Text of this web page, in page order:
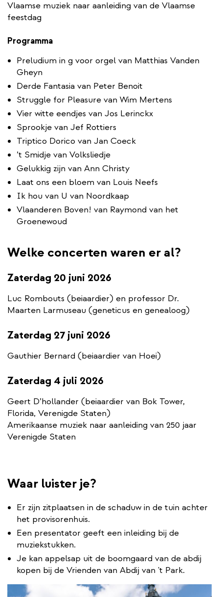
Vlaamse muziek naar aanleiding van de Vlaamse
feestdag
Programma
Preludium in g voor orgel van Matthias Vanden
Gheyn
Derde Fantasia van Peter Benoit
Struggle for Pleasure van Wim Mertens
Vier witte eendjes van Jos Lerinckx
Sprookje van Jef Rottiers
Triptico Dorico van Jan Coeck
’t Smidje van Volksliedje
Gelukkig zijn van Ann Christy
Laat ons een bloem van Louis Neefs
Ik hou van U van Noordkaap
Vlaanderen Boven! van Raymond van het
Groenewoud
Welke concerten waren er al?
Zaterdag 20 juni 2026
Luc Rombouts (beiaardier) en professor Dr.
Maarten Larmuseau (geneticus en genealoog)
Zaterdag 27 juni 2026
Gauthier Bernard (beiaardier van Hoei)
Zaterdag 4 juli 2026
Geert D’hollander (beiaardier van Bok Tower,
Florida, Verenigde Staten)
Amerikaanse muziek naar aanleiding van 250 jaar
Verenigde Staten
Waar luister je?
Er zijn zitplaatsen in de schaduw in de tuin achter
het provisorenhuis.
Een presentator geeft een inleiding bij de
muziekstukken.
Je kan appelsap uit de boomgaard van de abdij
kopen bij de Vrienden van Abdij van 't Park.